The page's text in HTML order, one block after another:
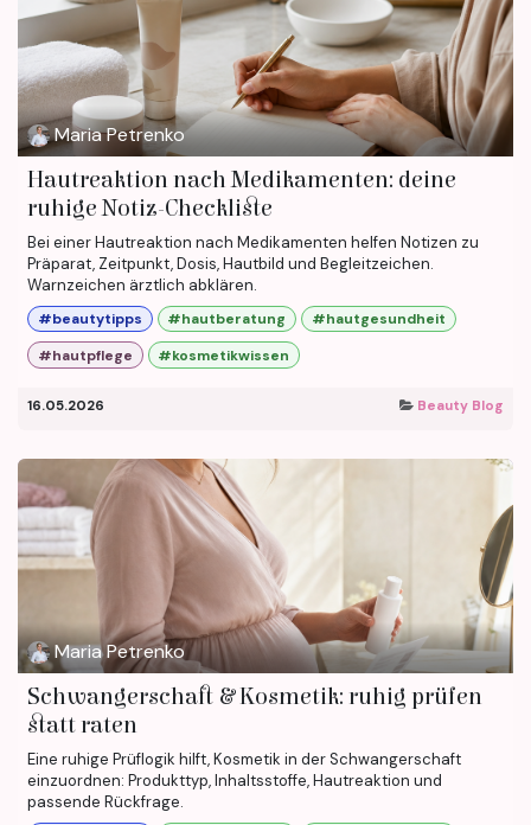
Maria Petrenko
Hautreaktion nach Medikamenten: deine
ruhige Notiz-Checkliste
Bei einer Hautreaktion nach Medikamenten helfen Notizen zu
Präparat, Zeitpunkt, Dosis, Hautbild und Begleitzeichen.
Warnzeichen ärztlich abklären.
#beautytipps #hautberatung
#hautgesundheit
#hautpflege
#kosmetikwissen
16.05.2026 Beauty Blog
Maria Petrenko
Schwangerschaft & Kosmetik: ruhig prüfen
statt raten
Eine ruhige Prüflogik hilft, Kosmetik in der Schwangerschaft
einzuordnen: Produkttyp, Inhaltsstoffe, Hautreaktion und
passende Rückfrage.